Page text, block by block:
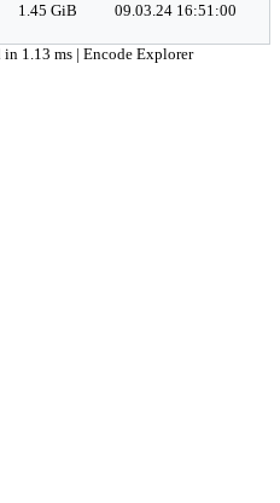
1.45 GiB 09.03.24 16:51:00
in 1.13 ms | Encode Explorer